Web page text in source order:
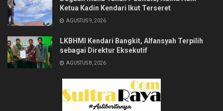
Ketua Kadin Kendari Ikut Terseret
AGUSTUS 9, 2026
LKBHMI Kendari Bangkit, Alfansyah Terpilih
sebagai Direktur Eksekutif
AGUSTUS 8, 2026